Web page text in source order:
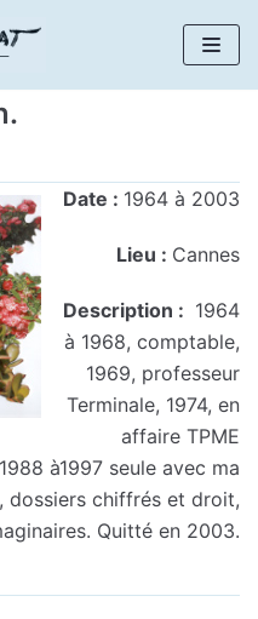
Date : 1964 à 2003
Lieu : Cannes
Description : 1964
à 1968, comptable,
1969, professeur
Terminale, 1974, en
affaire TPME
à1997 seule avec ma
dossiers chiffrés et droit,
Quitté en 2003.